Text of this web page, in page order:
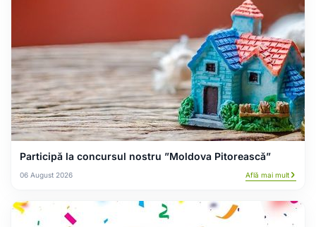
Participă la concursul nostru ”Moldova Pitorească”
06 August 2026 Află mai mult